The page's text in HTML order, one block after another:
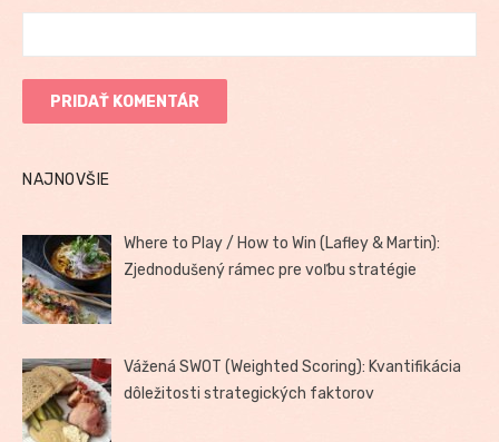
NAJNOVŠIE
Where to Play / How to Win (Lafley & Martin):
Zjednodušený rámec pre voľbu stratégie
Vážená SWOT (Weighted Scoring): Kvantifikácia
dôležitosti strategických faktorov